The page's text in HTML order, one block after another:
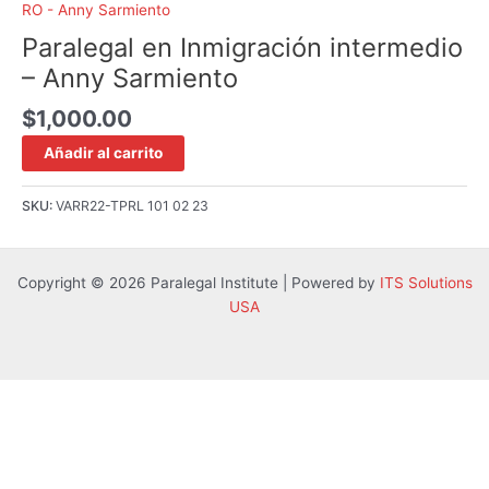
RO - Anny Sarmiento
Paralegal en Inmigración intermedio
– Anny Sarmiento
$1,000.00
Añadir al carrito
SKU: VARR22-TPRL 101 02 23
Copyright © 2026 Paralegal Institute | Powered by ITS Solutions
USA